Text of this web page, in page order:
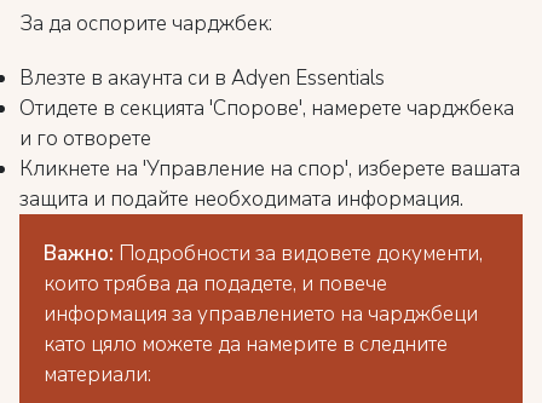
За да оспорите чарджбек:
Влезте в акаунта си в Adyen Essentials
Отидете в секцията 'Спорове', намерете чарджбека
и го отворете
Кликнете на 'Управление на спор', изберете вашата
защита и подайте необходимата информация.
Важно: Подробности за видовете документи,
които трябва да подадете, и повече
информация за управлението на чарджбеци
като цяло можете да намерите в следните
материали: